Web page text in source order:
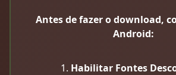
Antes de fazer o download,
Android:
Habilitar Fontes